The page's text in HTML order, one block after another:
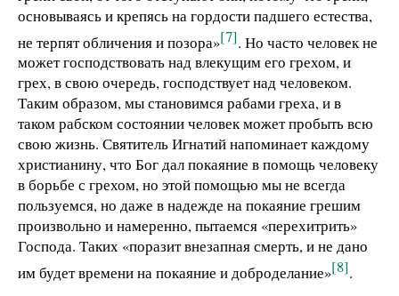
основываясь и крепясь на гордости падшего естества,
не терпят обличения и позора»[7]. Но часто человек не
может господствовать над влекущим его грехом, и
грех, в свою очередь, господствует над человеком.
Таким образом, мы становимся рабами греха, и в
таком рабском состоянии человек может пробыть всю
свою жизнь. Святитель Игнатий напоминает каждому
христианину, что Бог дал покаяние в помощь человеку
в борьбе с грехом, но этой помощью мы не всегда
пользуемся, но даже в надежде на покаяние грешим
произвольно и намеренно, пытаемся «перехитрить»
Господа. Таких «поразит внезапная смерть, и не дано
им будет времени на покаяние и доброделание»[8].